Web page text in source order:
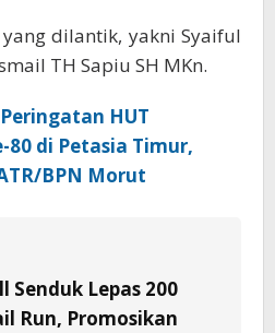
dilantik, yakni Syaiful
TH Sapiu SH MKn.
HUT
80 di Petasia Timur,
BPN Morut
Senduk Lepas 200
Run, Promosikan